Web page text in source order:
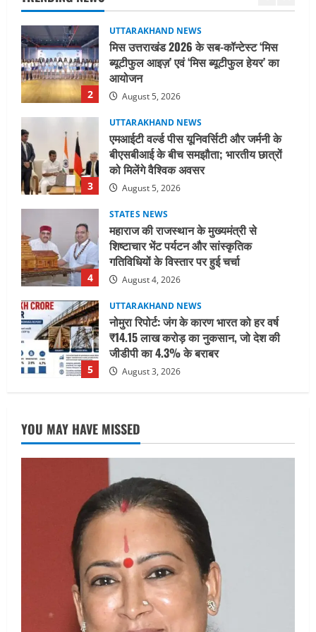
2
3
UTTARAKHAND NEWS
एमआईटी वर्ल्ड पीस यूनिवर्सिटी और जर्मनी के
बीएसबीआई के बीच समझौता; भारतीय छात्रों
को मिलेंगे वैश्विक अवसर
August 5, 2026
4
STATES NEWS
महाराज की राजस्थान के मुख्यमंत्री से
शिष्टाचार भेंट पर्यटन और सांस्कृतिक
गतिविधियों के विस्तार पर हुई चर्चा
August 4, 2026
5
UTTARAKHAND NEWS
नोमुरा रिपोर्ट: जंग के कारण भारत को हर वर्ष
₹14.15 लाख करोड़ का नुकसान, जो देश की
जीडीपी का 4.3% के बराबर
August 3, 2026
1
UTTARAKHAND NEWS
तीलू रौतेली पुरस्कार के लिए 13 वीरांगनाओं का
चयन : रेखा आर्या
2
ब्यूटीफुल आइज़’ एवं ‘मिस ब्यूटीफुल हेयर’ का
आयोजन
UTTARAKHAND NEWS
एमआईटी वर्ल्ड पीस यूनिवर्सिटी और जर्मनी के
बीएसबीआई के बीच समझौता; भारतीय छात्रों
को मिलेंगे वैश्विक अवसर
August 5, 2026
STATES NEWS
महाराज की राजस्थान के मुख्यमंत्री से
शिष्टाचार भेंट पर्यटन और सांस्कृतिक
गतिविधियों के विस्तार पर हुई चर्चा
YOU MAY HAVE MISSED